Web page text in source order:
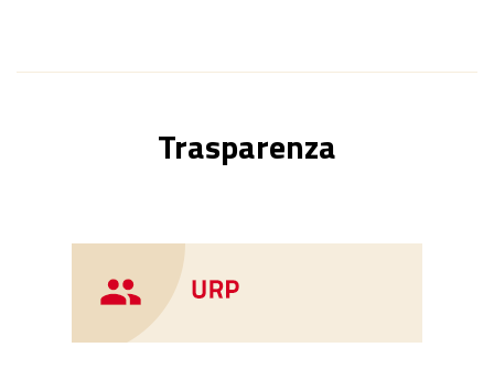
Trasparenza